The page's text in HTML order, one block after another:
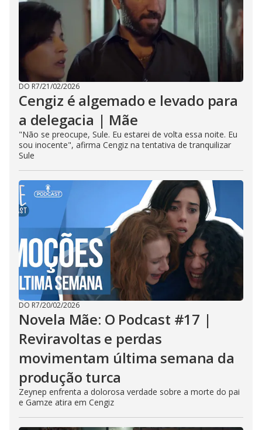
DO R7/21/02/2026
Cengiz é algemado e levado para
a delegacia | Mãe
"Não se preocupe, Sule. Eu estarei de volta essa noite. Eu
sou inocente", afirma Cengiz na tentativa de tranquilizar
Sule
DO R7/20/02/2026
Novela Mãe: O Podcast #17 |
Reviravoltas e perdas
movimentam última semana da
produção turca
Zeynep enfrenta a dolorosa verdade sobre a morte do pai
e Gamze atira em Cengiz